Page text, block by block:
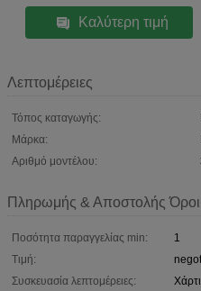
Καλύτερη τιμή
Λεπτομέρειες
Τόπος καταγωγής:
Μάρκα:
Αριθμό μοντέλου:
Πληρωμής & Αποστολής Όροι
Ποσότητα παραγγελίας min:
1
Τιμή:
Συσκευασία λεπτομέρειες: